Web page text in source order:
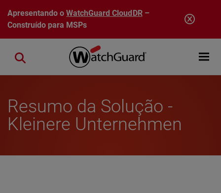
Pular para o conteúdo principal
Apresentando oWatchGuard CloudDR–
Construído para MSPs
Open
Close search
Resumo da Solução -
Kleinere Unternehmen